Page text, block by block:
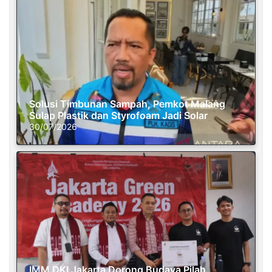
Solusi Timbunan Sampah, Pemkot Malang
Sulap Plastik dan Styrofoam Jadi Solar
30/07/2026
IMM DKI Jakarta Dorong Budaya Pilah